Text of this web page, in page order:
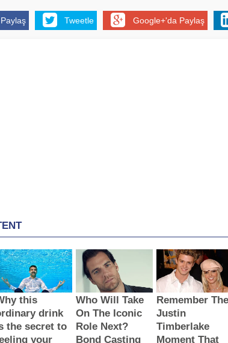
Tweetle Google+'da Paylaş